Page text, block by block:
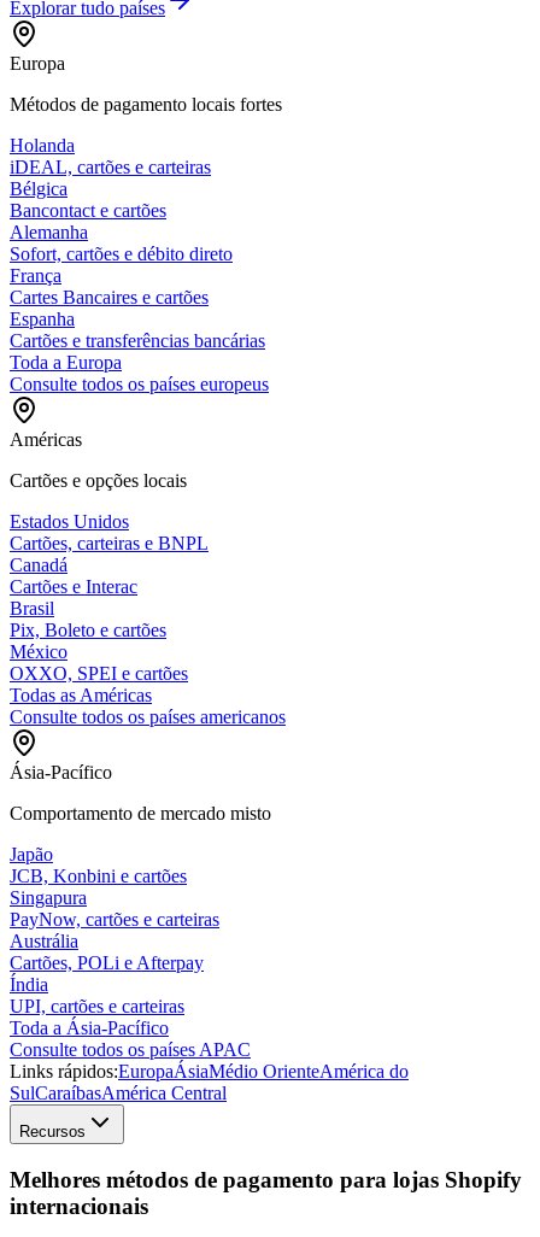
Explorar tudo países
Europa
Métodos de pagamento locais fortes
Holanda
iDEAL, cartões e carteiras
Bélgica
Bancontact e cartões
Alemanha
Sofort, cartões e débito direto
França
Cartes Bancaires e cartões
Espanha
Cartões e transferências bancárias
Toda a Europa
Consulte todos os países europeus
Américas
Cartões e opções locais
Estados Unidos
Cartões, carteiras e BNPL
Canadá
Cartões e Interac
Brasil
Pix, Boleto e cartões
México
OXXO, SPEI e cartões
Todas as Américas
Consulte todos os países americanos
Ásia-Pacífico
Comportamento de mercado misto
Japão
JCB, Konbini e cartões
Singapura
PayNow, cartões e carteiras
Austrália
Cartões, POLi e Afterpay
Índia
UPI, cartões e carteiras
Toda a Ásia-Pacífico
Consulte todos os países APAC
Links rápidos:EuropaÁsiaMédio OrienteAmérica do
SulCaraíbasAmérica Central
Recursos
Melhores métodos de pagamento para lojas Shopify
internacionais